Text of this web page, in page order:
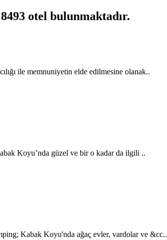
otel bulunmaktadır.
ile memnuniyetin elde edilmesine olanak..
Koyu’nda güzel ve bir o kadar da ilgili ..
Kabak Koyu'nda ağaç evler, vardolar ve &cc..